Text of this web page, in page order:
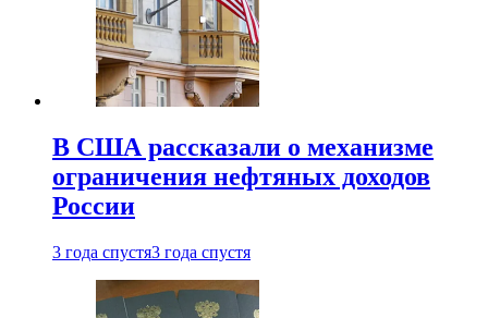
В США рассказали о механизме
ограничения нефтяных доходов
России
3 года спустя3 года спустя